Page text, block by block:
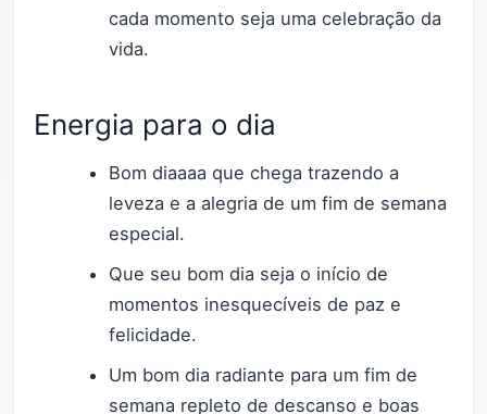
cada momento seja uma celebração da
vida.
Energia para o dia
Bom diaaaa que chega trazendo a
leveza e a alegria de um fim de semana
especial.
Que seu bom dia seja o início de
momentos inesquecíveis de paz e
felicidade.
Um bom dia radiante para um fim de
semana repleto de descanso e boas